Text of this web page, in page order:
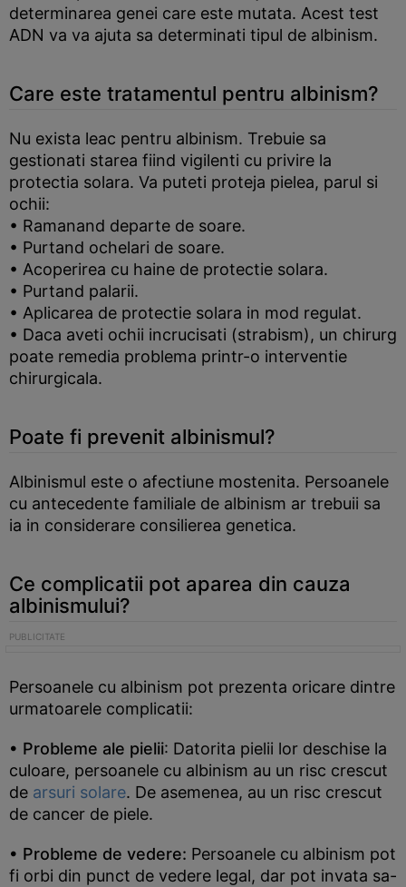
determinarea genei care este mutata. Acest test
ADN va va ajuta sa determinati tipul de albinism.
Care este tratamentul pentru albinism?
Nu exista leac pentru albinism. Trebuie sa
gestionati starea fiind vigilenti cu privire la
protectia solara. Va puteti proteja pielea, parul si
ochii:
• Ramanand departe de soare.
• Purtand ochelari de soare.
• Acoperirea cu haine de protectie solara.
• Purtand palarii.
• Aplicarea de protectie solara in mod regulat.
• Daca aveti ochii incrucisati (strabism), un chirurg
poate remedia problema printr-o interventie
chirurgicala.
Poate fi prevenit albinismul?
Albinismul este o afectiune mostenita. Persoanele
cu antecedente familiale de albinism ar trebuii sa
ia in considerare consilierea genetica.
Ce complicatii pot aparea din cauza
albinismului?
Persoanele cu albinism pot prezenta oricare dintre
urmatoarele complicatii:
• Probleme ale pielii: Datorita pielii lor deschise la
culoare, persoanele cu albinism au un risc crescut
de arsuri solare. De asemenea, au un risc crescut
de cancer de piele.
• Probleme de vedere: Persoanele cu albinism pot
fi orbi din punct de vedere legal, dar pot invata sa-